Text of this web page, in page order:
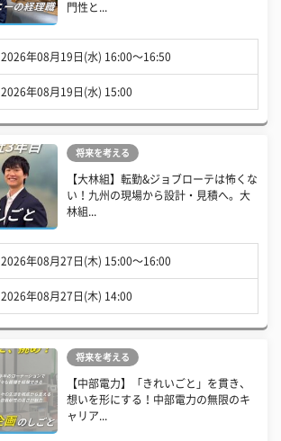
門性と...
2026年08月19日(水) 16:00〜16:50
2026年08月19日(水) 15:00
将来を考える
【大林組】転勤&ジョブローテは怖くな
い！九州の現場から設計・見積へ。大
林組...
2026年08月27日(木) 15:00〜16:00
2026年08月27日(木) 14:00
将来を考える
【中部電力】「きれいごと」を貫き、
想いを形にする！中部電力の無限のキ
ャリア...